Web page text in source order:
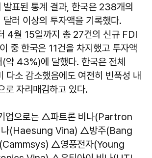
발표된 통계 결과, 한국은 238개의
러 이상의 투자액을 기록했다.
4월 15일까지 총 27건의 신규 FDI
중 한국은 11건을 차지했고 투자액
약 43%)에 달했다. 한국은 전체
다소 감소했음에도 여전히 빈푹성 내
로 자리매김하고 있다.
업으로는 △파트론 비나(Partron
(Haesung Vina) △방주(Bang
△영풍전자(Young